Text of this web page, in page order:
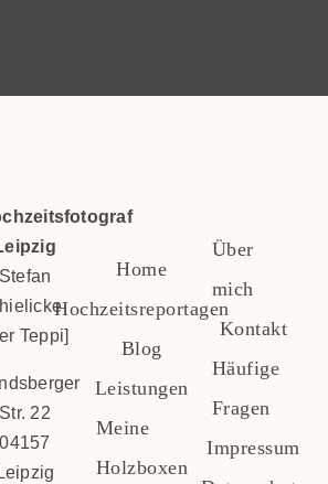
Stefan
Teppi]
Str. 22
04157
Leipzig
Home
Hochzeitsreportagen
Blog
Leistungen
Meine
Holzboxen
Über
mich
Kontakt
Häufige
Fragen
Impressum